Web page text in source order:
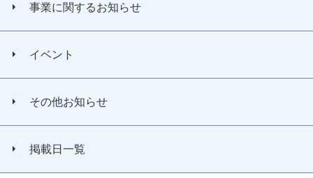
事業に関するお知らせ
イベント
その他お知らせ
掲載日一覧